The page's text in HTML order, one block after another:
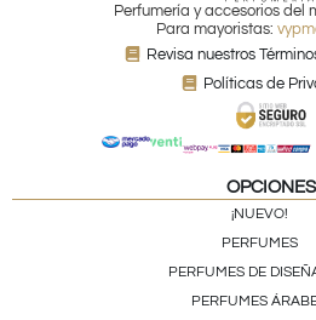
Perfumería y accesorios del
Para mayoristas:
Revisa nuestros
Políticas de
OPCIONES
¡NUEVO!
PERFUMES
PERFUMES DE
PERFUMES